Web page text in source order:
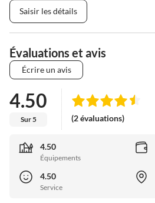
Saisir les détails
Évaluations et avis
Écrire un avis
4.50
Sur 5 (2 évaluations)
4.50
Équipements
4.50
Service